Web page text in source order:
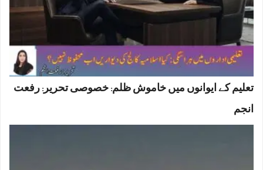
تعلیم کے ایوانوں میں خاموش ظلم: خصوصی تحریر: رفعت
انجم